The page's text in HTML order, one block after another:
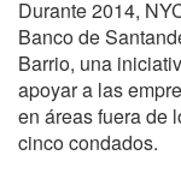
Durante 2014,
Banco de
Barrio, una
apoyar a las
en áreas fuera de
cinco condados.